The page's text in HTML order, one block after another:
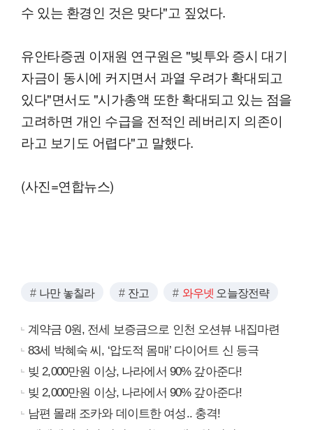
수 있는 환경인 것은 맞다"고 짚었다.
유안타증권 이재원 연구원은 "빚투와 증시 대기
자금이 동시에 커지면서 과열 우려가 확대되고
있다"면서도 "시가총액 또한 확대되고 있는 점을
고려하면 개인 수급을 전적인 레버리지 의존이
라고 보기도 어렵다"고 말했다.
(사진=연합뉴스)
나만 놓칠라 잔고 와우넷 오늘장전략
계약금 0원, 전세 보증금으로 인천 오션뷰 내집마련
83세 박혜숙 씨, ‘압도적 몸매’ 다이어트 신 등극
빚 2,000만원 이상, 나라에서 90% 갚아준다!
빚 2,000만원 이상, 나라에서 90% 갚아준다!
남편 몰래 조카와 데이트한 여성.. 충격!